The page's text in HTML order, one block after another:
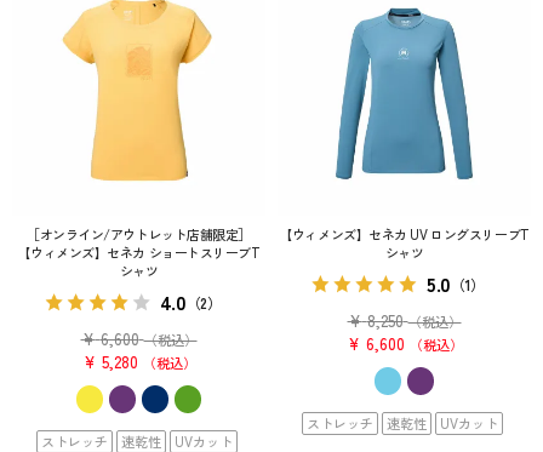
［オンライン/アウトレット店舗限定］
【ウィメンズ】セネカ ショートスリーブT
シャツ
4.0 （2）
¥ 6,600 （税込）
¥ 5,280 税込
ストレッチ 速乾性 UVカット
【ウィメンズ】セネカ UV ロングスリーブT
シャツ
5.0 （1）
¥ 8,250 （税込）
¥ 6,600 税込
ストレッチ 速乾性 UVカット